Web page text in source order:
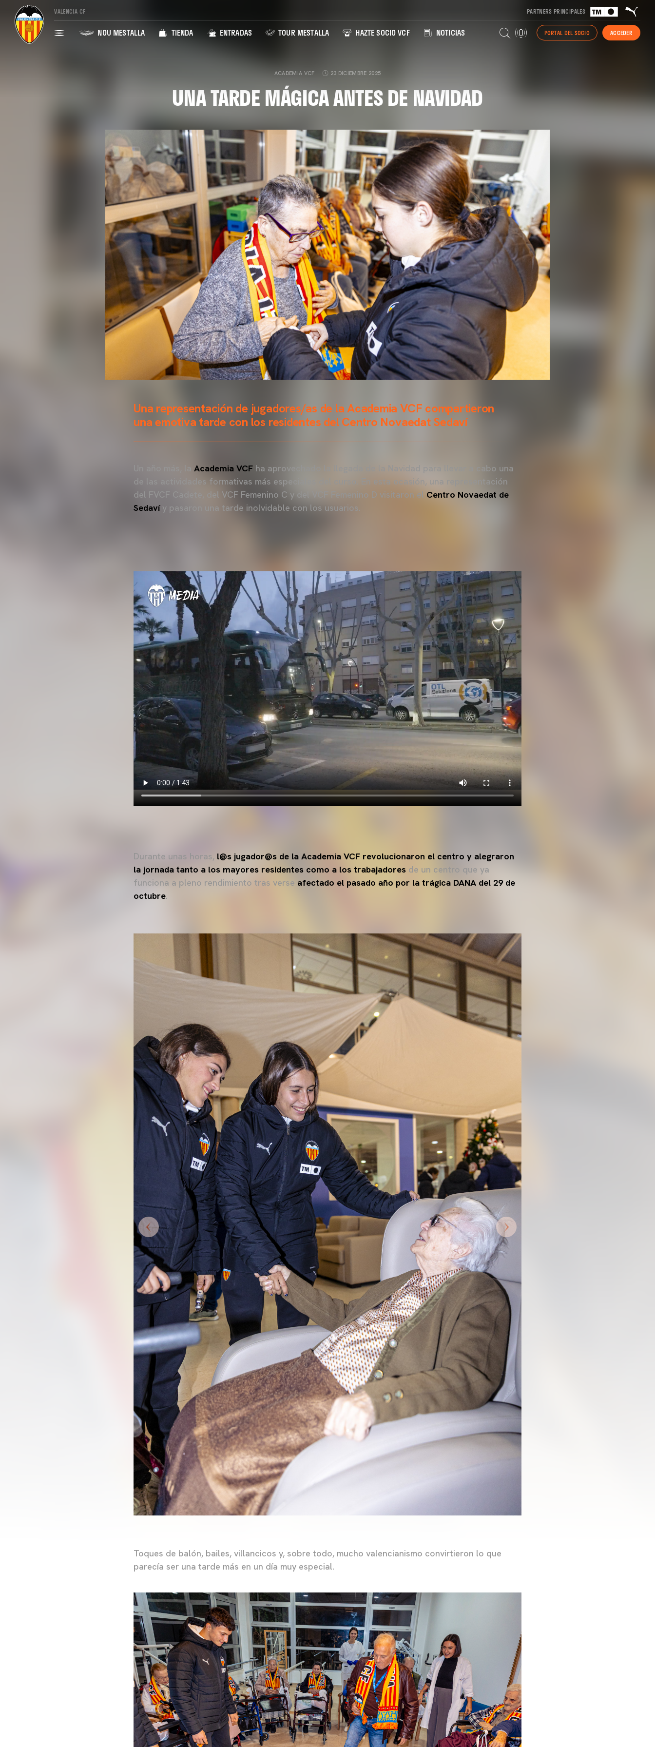
VALENCIA CF PARTNERS PRINCIPALES
NOU MESTALLA TIENDA ENTRADAS TOUR MESTALLA HAZTE SOCIO VCF NOTICIAS PORTAL DEL SOCIO ACCEDER
ACADEMIA VCF 23 DICIEMBRE 2025
UNA TARDE MÁGICA ANTES DE NAVIDAD
Una representación de jugadores/as de la Academia VCF compartieron
una emotiva tarde con los residentes del Centro Novaedat Sedaví
Un año más, la Academia VCF ha aprovechado la llegada de la Navidad para llevar a cabo una
de las actividades formativas más especiales del curso. En esta ocasión, una representación
del FVCF Cadete, del VCF Femenino C y del VCF Femenino D visitaron el Centro Novaedat de
Sedavíy pasaron una tarde inolvidable con los usuarios.
Durante unas horas, l@s jugador@s de la Academia VCF revolucionaron el centro y alegraron
la jornada tanto a los mayores residentes como a los trabajadores de un centro que ya
funciona a pleno rendimiento tras verse afectado el pasado año por la trágica DANA del 29 de
octubre.
Toques de balón, bailes, villancicos y, sobre todo, mucho valencianismo convirtieron lo que
parecía ser una tarde más en un día muy especial.